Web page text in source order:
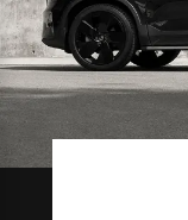
Finanzierung
Versicherung